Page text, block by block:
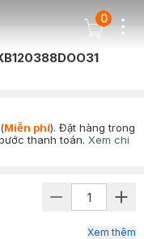
Cart Icon
0
Miễn phí). Đặt hàng trong
thanh toán. Xem chi
Xem thêm